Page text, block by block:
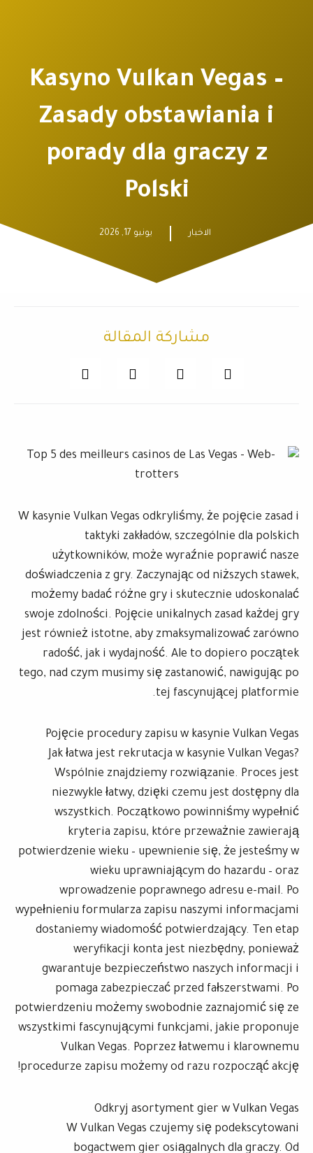
Kasyno Vulkan Vegas –
Zasady obstawiania i
porady dla graczy z
Polski
الاخبار يونيو 17, 2026
مشاركة المقالة
W kasynie Vulkan Vegas odkryliśmy, że pojęcie zasad i
taktyki zakładów, szczególnie dla polskich
użytkowników, może wyraźnie poprawić nasze
doświadczenia z gry. Zaczynając od niższych stawek,
możemy badać różne gry i skutecznie udoskonalać
swoje zdolności. Pojęcie unikalnych zasad każdej gry
jest również istotne, aby zmaksymalizować zarówno
radość, jak i wydajność. Ale to dopiero początek
tego, nad czym musimy się zastanowić, nawigując po
tej fascynującej platformie.
Pojęcie procedury zapisu w kasynie Vulkan Vegas
Jak łatwa jest rekrutacja w kasynie Vulkan Vegas?
Wspólnie znajdziemy rozwiązanie. Proces jest
niezwykle łatwy, dzięki czemu jest dostępny dla
wszystkich. Początkowo powinniśmy wypełnić
kryteria zapisu, które przeważnie zawierają
potwierdzenie wieku – upewnienie się, że jesteśmy w
wieku uprawniającym do hazardu – oraz
wprowadzenie poprawnego adresu e-mail. Po
wypełnieniu formularza zapisu naszymi informacjami
dostaniemy wiadomość potwierdzający. Ten etap
weryfikacji konta jest niezbędny, ponieważ
gwarantuje bezpieczeństwo naszych informacji i
pomaga zabezpieczać przed fałszerstwami. Po
potwierdzeniu możemy swobodnie zaznajomić się ze
wszystkimi fascynującymi funkcjami, jakie proponuje
Vulkan Vegas. Poprzez łatwemu i klarownemu
procedurze zapisu możemy od razu rozpocząć akcję!
Odkryj asortyment gier w Vulkan Vegas
W Vulkan Vegas czujemy się podekscytowani
bogactwem gier osiągalnych dla graczy. Od